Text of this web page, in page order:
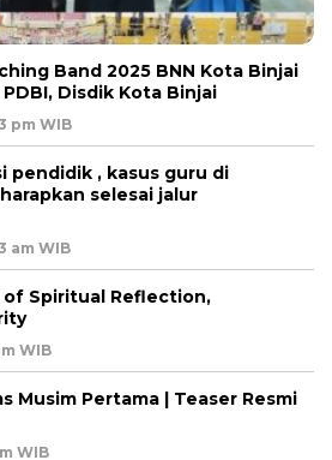
Band 2025 BNN Kota Binjai
Disdik Kota Binjai
pm WIB
pendidik , kasus guru di
selesai jalur
am WIB
of Spiritual Reflection,
WIB
Musim Pertama | Teaser Resmi
WIB